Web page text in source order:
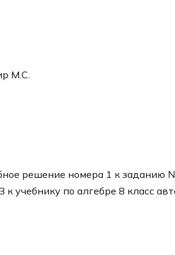
М.С.
решение номера 1 к заданию
учебнику по алгебре 8 класс